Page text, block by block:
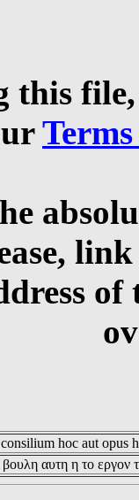
this
hoc aut opus
αυτη η το εργον